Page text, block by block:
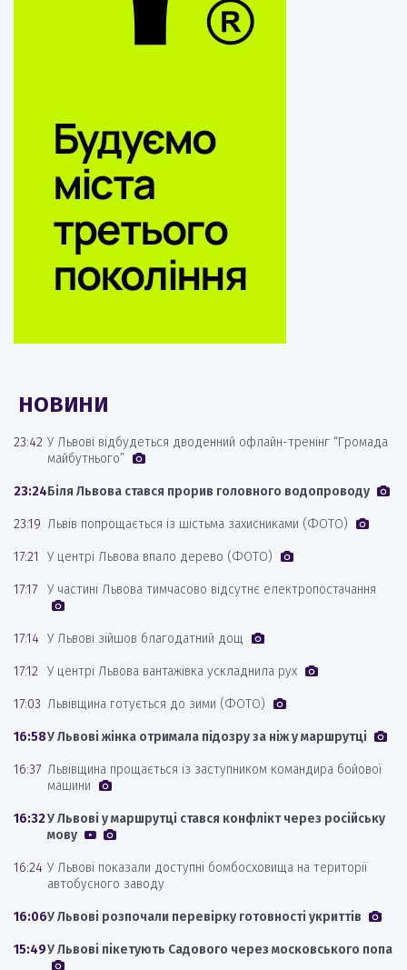
НОВИНИ
23:42 У Львові відбудеться дводенний офлайн-тренінг “Громада
майбутнього”
23:24Біля Львова стався прорив головного водопроводу
23:19 Львів попрощається із шістьма захисниками (ФОТО)
17:21 У центрі Львова впало дерево (ФОТО)
17:17 У частині Львова тимчасово відсутнє електропостачання
17:14 У Львові зійшов благодатний дощ
17:12 У центрі Львова вантажівка ускладнила рух
17:03 Львівщина готується до зими (ФОТО)
16:58У Львові жінка отримала підозру за ніж у маршрутці
16:37 Львівщина прощається із заступником командира бойової
машини
16:32У Львові у маршрутці стався конфлікт через російську
мову
16:24 У Львові показали доступні бомбосховища на території
автобусного заводу
16:06У Львові розпочали перевірку готовності укриттів
15:49У Львові пікетують Садового через московського попа